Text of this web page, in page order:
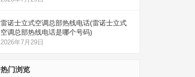
雷诺士立式空调总部热线电话(雷诺士立式
空调总部热线电话是哪个号码)
2026年7月29日
热门浏览